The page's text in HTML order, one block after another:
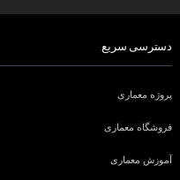
دسترسی سریع
پروژه معماری
فروشگاه معماری
آموزش معماری